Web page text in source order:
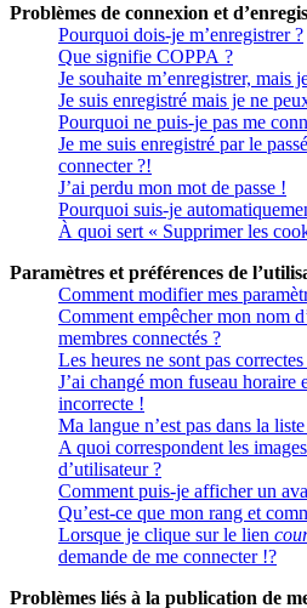
Problèmes de connexion et
Pourquoi dois-je m’enregistrer ?
Que signifie COPPA ?
Je souhaite m’enregistrer, mais
Je suis enregistré mais je ne
Pourquoi ne puis-je pas me
Je me suis enregistré par le
connecter ?!
J’ai perdu mon mot de passe !
Pourquoi suis-je
À quoi sert « Supprimer les
Paramètres et préférences de
Comment modifier mes
Comment empêcher mon nom
membres connectés ?
Les heures ne sont pas correctes
J’ai changé mon fuseau horaire
incorrecte !
Ma langue n’est pas dans la
A quoi correspondent les
d’utilisateur ?
Comment puis-je afficher un
Qu’est-ce que mon rang et
Lorsque je clique sur le lien
demande de me connecter !?
Problèmes liés à la publication de